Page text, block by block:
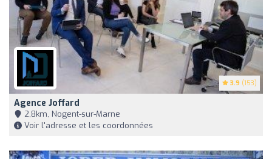
3.9 (153)
Agence Joffard
2,8km, Nogent-sur-Marne
Voir l'adresse et les coordonnées